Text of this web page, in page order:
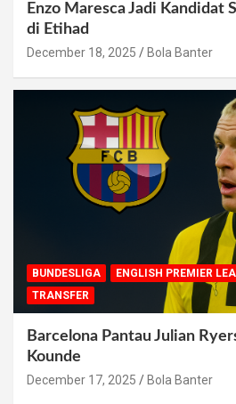
Enzo Maresca Jadi Kandidat
di Etihad
December 18, 2025 Bola Banter
BUNDESLIGA ENGLISH PREMIER
TRANSFER
Barcelona Pantau Julian
Kounde
December 17, 2025 Bola Banter